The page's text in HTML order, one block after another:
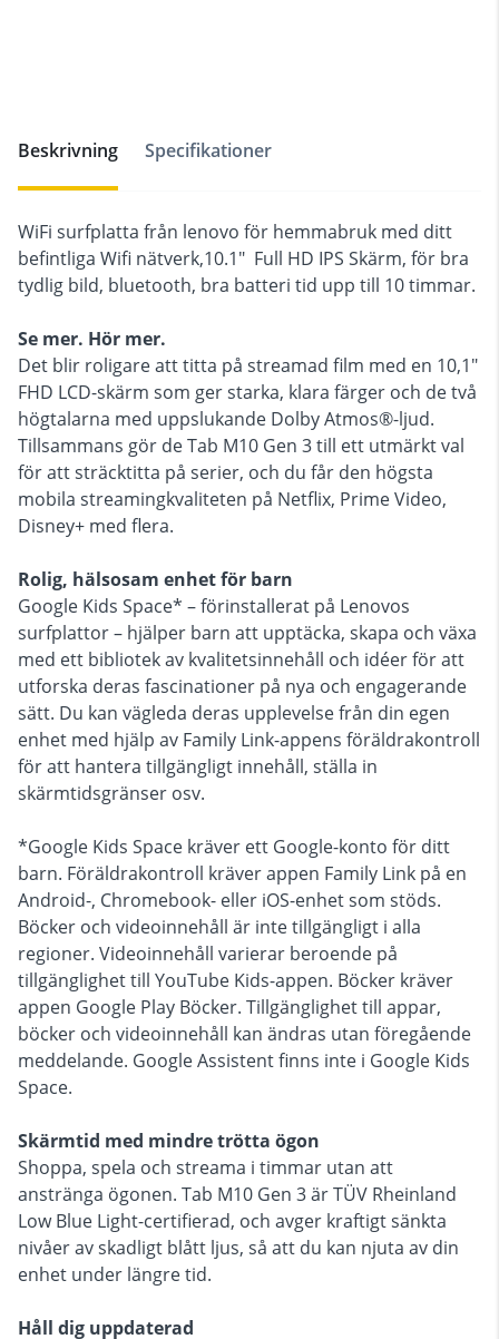
Beskrivning Specifikationer
WiFi surfplatta från lenovo för hemmabruk med ditt
befintliga Wifi nätverk,10.1" Full HD IPS Skärm, för bra
tydlig bild, bluetooth, bra batteri tid upp till 10 timmar.
Se mer. Hör mer.
Det blir roligare att titta på streamad film med en 10,1"
FHD LCD-skärm som ger starka, klara färger och de två
högtalarna med uppslukande Dolby Atmos®-ljud.
Tillsammans gör de Tab M10 Gen 3 till ett utmärkt val
för att sträcktitta på serier, och du får den högsta
mobila streamingkvaliteten på Netflix, Prime Video,
Disney+ med flera.
Rolig, hälsosam enhet för barn
Google Kids Space* – förinstallerat på Lenovos
surfplattor – hjälper barn att upptäcka, skapa och växa
med ett bibliotek av kvalitetsinnehåll och idéer för att
utforska deras fascinationer på nya och engagerande
sätt. Du kan vägleda deras upplevelse från din egen
enhet med hjälp av Family Link-appens föräldrakontroll
för att hantera tillgängligt innehåll, ställa in
skärmtidsgränser osv.
*Google Kids Space kräver ett Google-konto för ditt
barn. Föräldrakontroll kräver appen Family Link på en
Android-, Chromebook- eller iOS-enhet som stöds.
Böcker och videoinnehåll är inte tillgängligt i alla
regioner. Videoinnehåll varierar beroende på
tillgänglighet till YouTube Kids-appen. Böcker kräver
appen Google Play Böcker. Tillgänglighet till appar,
böcker och videoinnehåll kan ändras utan föregående
meddelande. Google Assistent finns inte i Google Kids
Space.
Skärmtid med mindre trötta ögon
Shoppa, spela och streama i timmar utan att
anstränga ögonen. Tab M10 Gen 3 är TÜV Rheinland
Low Blue Light-certifierad, och avger kraftigt sänkta
nivåer av skadligt blått ljus, så att du kan njuta av din
enhet under längre tid.
Håll dig uppdaterad